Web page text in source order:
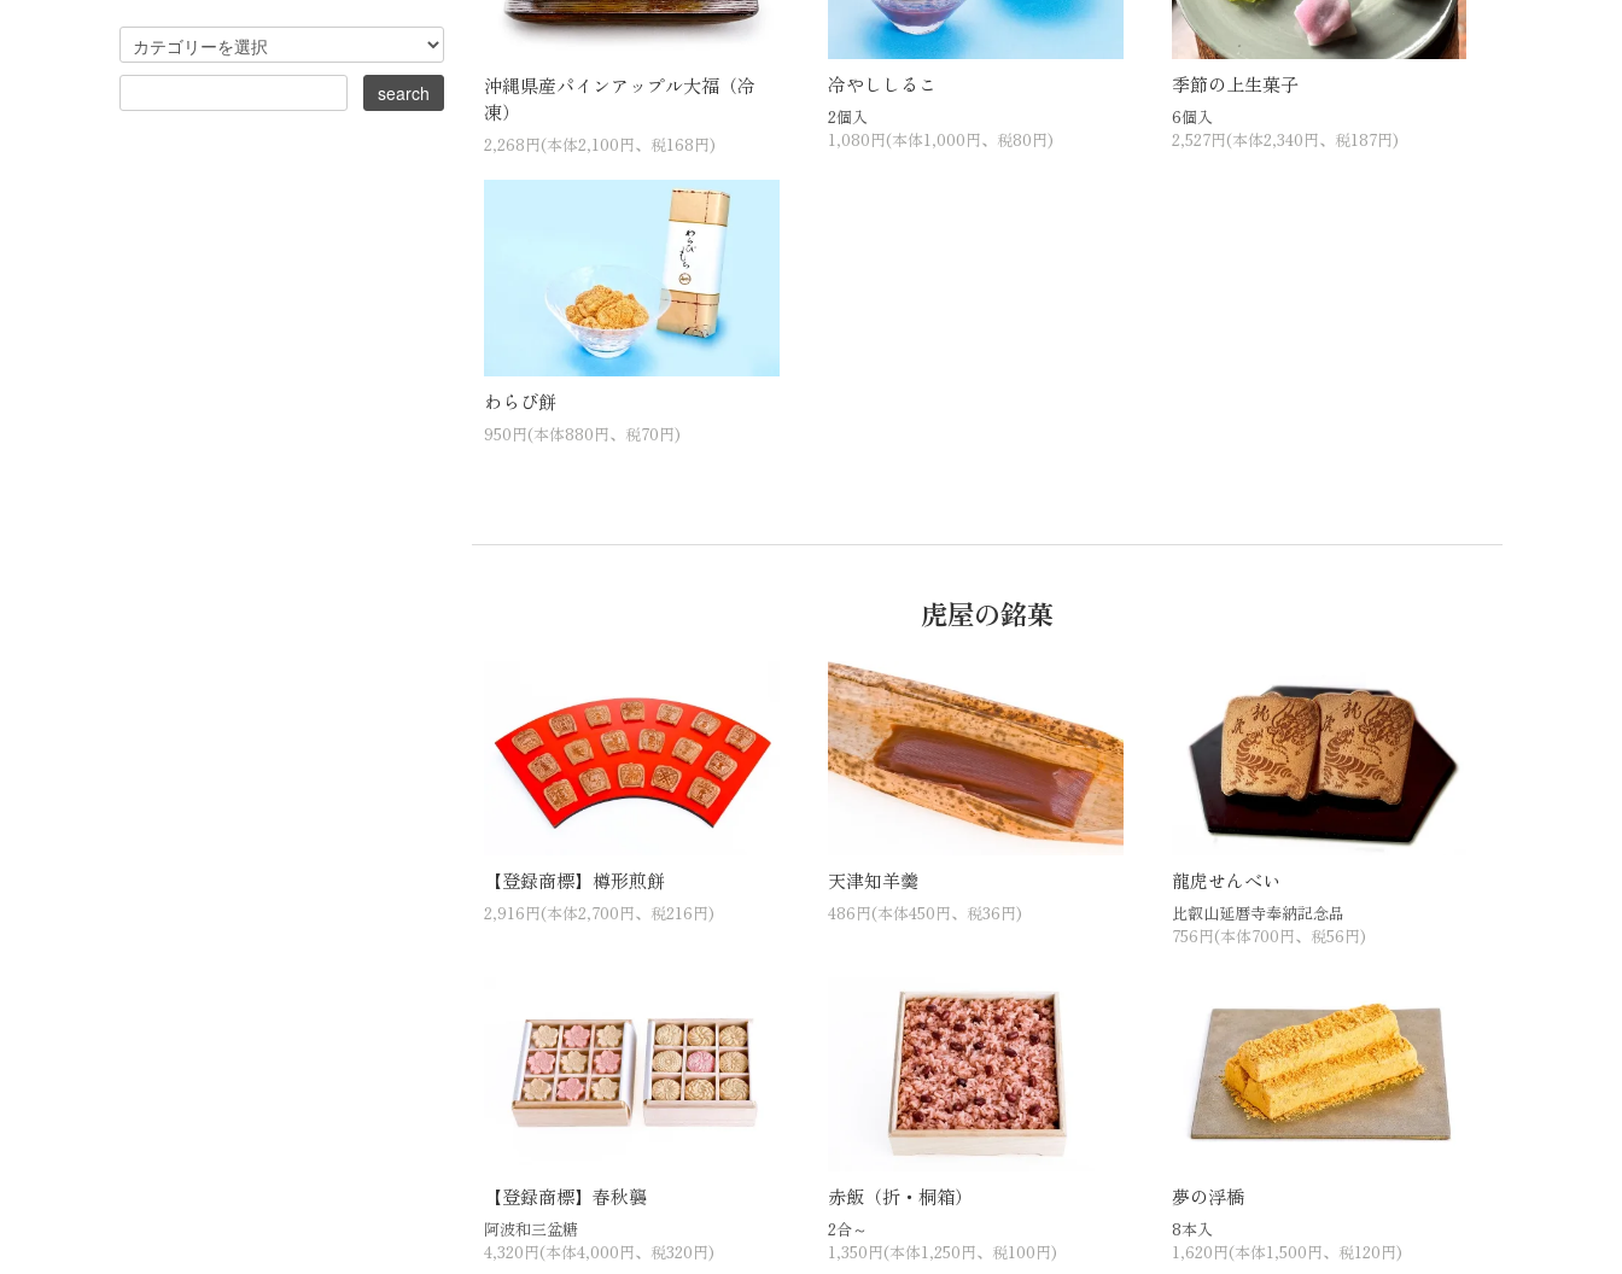
沖縄県産パインアップル大福（冷
凍）
2,268円(本体2,100円、税168円)
冷やししるこ
2個入
1,080円(本体1,000円、税80円)
季節の上生菓子
6個入
2,527円(本体2,340円、税187円)
わらび餅
950円(本体880円、税70円)
虎屋の銘菓
【登録商標】樽形煎餅
2,916円(本体2,700円、税216円)
天津知羊羹
486円(本体450円、税36円)
龍虎せんべい
比叡山延暦寺奉納記念品
756円(本体700円、税56円)
【登録商標】春秋襲
阿波和三盆糖
4,320円(本体4,000円、税320円)
赤飯（折・桐箱）
2合～
1,350円(本体1,250円、税100円)
夢の浮橋
8本入
1,620円(本体1,500円、税120円)